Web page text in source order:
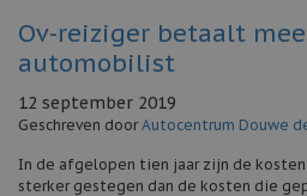
Ov-reiziger betaalt
automobilist
12 september 2019
Geschreven doorAutocentrum Douwe
In de afgelopen tien jaar zijn de
sterker gestegen dan de kosten die